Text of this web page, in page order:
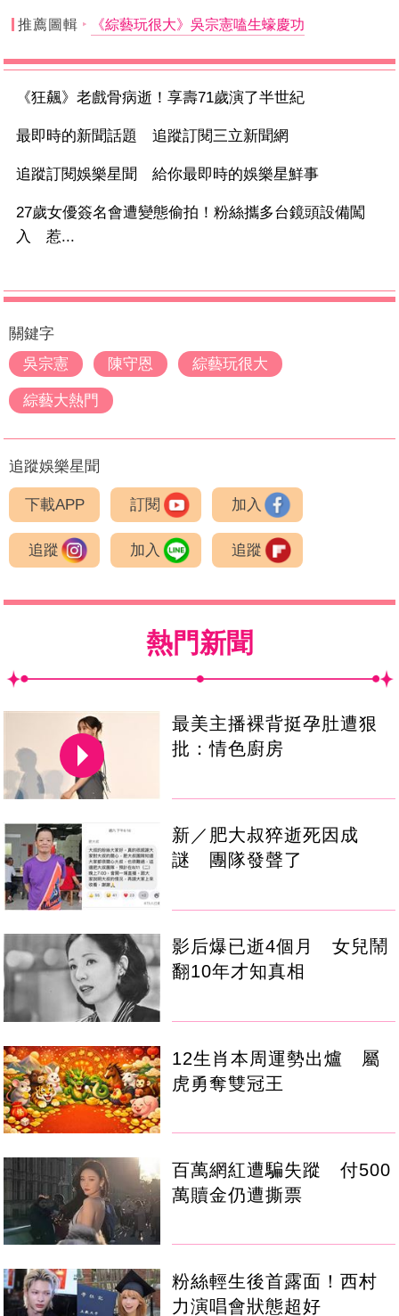
推薦圖輯 《綜藝玩很大》吳宗憲嗑生蠔慶功
《狂飆》老戲骨病逝！享壽71歲演了半世紀
最即時的新聞話題 追蹤訂閱三立新聞網
追蹤訂閱娛樂星聞 給你最即時的娛樂星鮮事
27歲女優簽名會遭變態偷拍！粉絲攜多台鏡頭設備闖
入 惹...
關鍵字
吳宗憲
陳守恩 綜藝玩很大
綜藝大熱門
追蹤娛樂星聞
下載APP 訂閱 加入
追蹤 加入 追蹤
熱門新聞
最美主播裸背挺孕肚遭狠
批：情色廚房
新／肥大叔猝逝死因成
謎 團隊發聲了
影后爆已逝4個月 女兒鬧
翻10年才知真相
12生肖本周運勢出爐 屬
虎勇奪雙冠王
百萬網紅遭騙失蹤 付500
萬贖金仍遭撕票
粉絲輕生後首露面！西村
力演唱會狀態超好